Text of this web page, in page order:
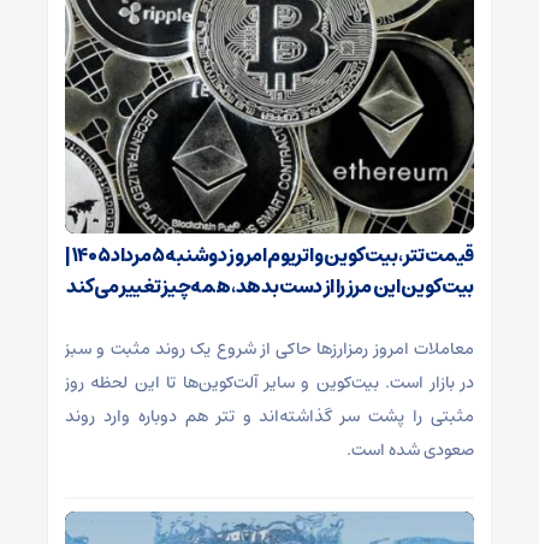
قیمت تتر، بیت‌کوین و اتریوم امروز دوشنبه ۵ مرداد ۱۴۰۵ |
بیت‌کوین این مرز را از دست بدهد، همه‌چیز تغییر می‌کند
معاملات امروز رمزارز‌ها حاکی از شروع یک روند مثبت و سبز
در بازار است. بیت‌کوین و سایر آلت‌کوین‌ها تا این لحظه روز
مثبتی را پشت سر گذاشته‌اند و تتر هم دوباره وارد روند
صعودی شده است.